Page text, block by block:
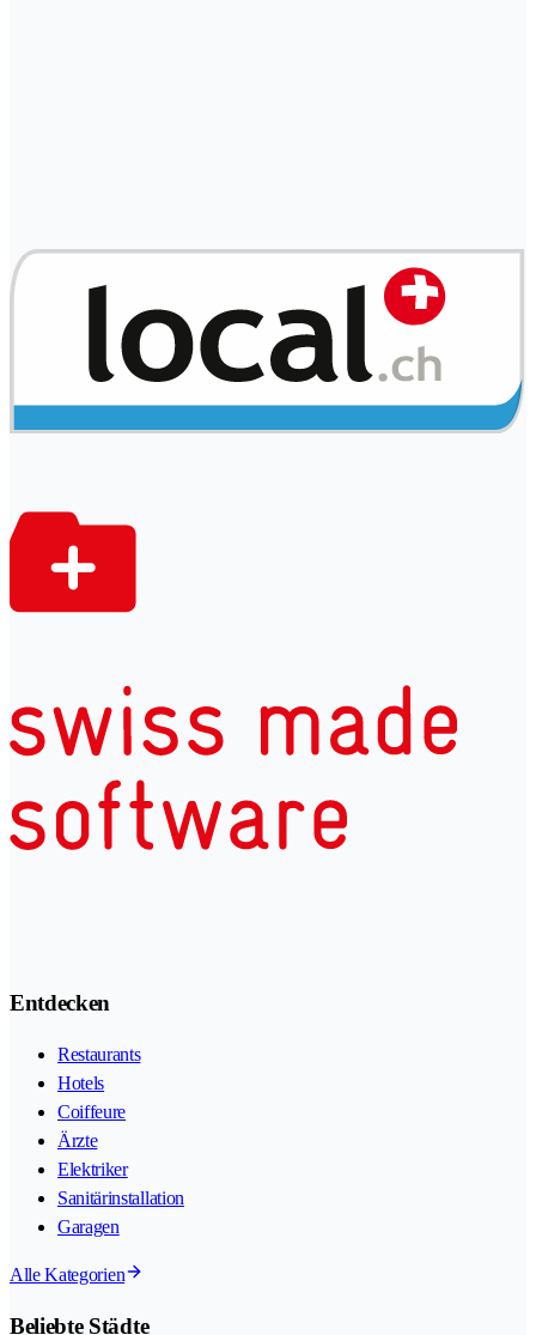
Entdecken
Restaurants
Hotels
Coiffeure
Ärzte
Elektriker
Sanitärinstallation
Garagen
Alle Kategorien
Beliebte Städte